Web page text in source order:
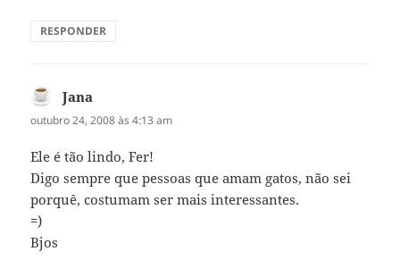
RESPONDER
Jana
outubro 24, 2008 às 4:13 am
Ele é tão lindo, Fer!
Digo sempre que pessoas que amam gatos, não sei
porquê, costumam ser mais interessantes.
=)
Bjos